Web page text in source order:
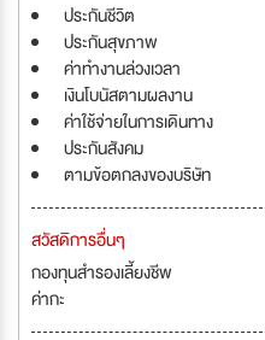
ประกันชีวิต
ประกันสุขภาพ
ค่าทำงานล่วงเวลา
เงินโบนัสตามผลงาน
ค่าใช้จ่ายในการเดินทาง
ประกันสังคม
ตามข้อตกลงของบริษัท
สวัสดิการอื่นๆ
กองทุนสำรองเลี้ยงชีพ
ค่ากะ